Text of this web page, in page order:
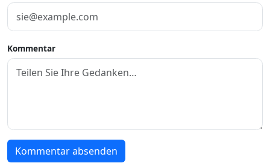
Kommentar
Kommentar absenden